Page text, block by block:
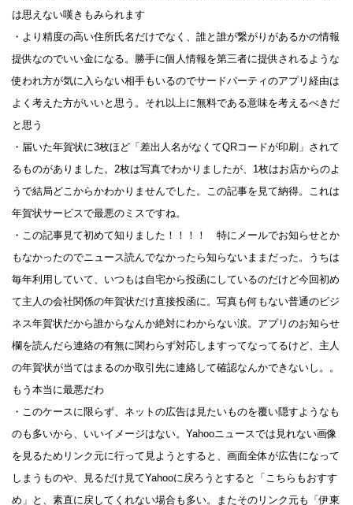
は思えない嘆きもみられます
・より精度の高い住所氏名だけでなく、誰と誰が繋がりがあるかの情報
提供なのでいい金になる。勝手に個人情報を第三者に提供されるような
使われ方が気に入らない相手もいるのでサードパーティのアプリ経由は
よく考えた方がいいと思う。それ以上に無料である意味を考えるべきだ
と思う
・届いた年賀状に3枚ほど「差出人名がなくてQRコードが印刷」されて
るものがありました。2枚は写真でわかりましたが、1枚はお店からのよ
うで結局どこからかわかりませんでした。この記事を見て納得。これは
年賀状サービスで最悪のミスですね。
・この記事見て初めて知りました！！！！ 特にメールでお知らせとか
もなかったのでニュース読んでなかったら知らないままだった。うちは
毎年利用していて、いつもは自宅から投函にしているのだけど今回初め
て主人の会社関係の年賀状だけ直接投函に。写真も何もない普通のビジ
ネス年賀状だから誰からなんか絶対にわからない涙。アプリのお知らせ
欄を読んだら連絡の有無に関わらず対応しますってなってるけど、主人
の年賀状が当てはまるのか取引先に連絡して確認なんかできないし。。
もう本当に最悪だわ
・このケースに限らず、ネットの広告は見たいものを覆い隠すようなも
のも多いから、いいイメージはない。Yahooニュースでは見れない画像
を見るためリンク元に行って見ようとすると、画面全体が広告になって
しまうものや、見るだけ見てYahooに戻ろうとすると「こちらもおすす
め」と、素直に戻してくれない場合も多い。またそのリンク元も「伊東